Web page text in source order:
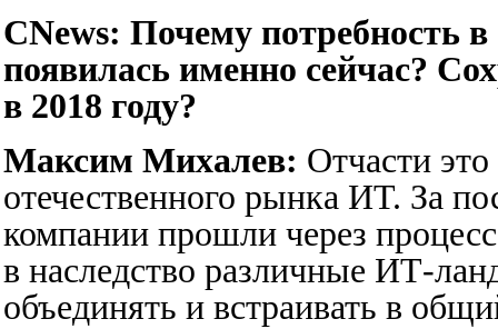
CNews: Почему потребность
появилась именно сейчас?
в 2018 году?
Максим Михалев: Отчасти
отечественного рынка ИТ. За
компании прошли через
в наследство различные ИТ-
объединять и встраивать в